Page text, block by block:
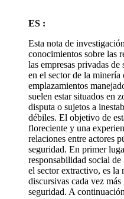
ES :
Esta nota de
conocimientos sobre las
las empresas privadas
en el sector de la
emplazamientos
suelen estar situados en
disputa o sujetos a
débiles. El objetivo de
floreciente y una
relaciones entre actores
seguridad. En primer
responsabilidad social
el sector extractivo, es la
discursivas cada vez
seguridad. A